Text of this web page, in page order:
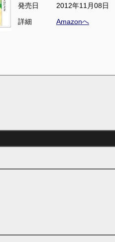
発売日
2012年11月08日
詳細
Amazonへ